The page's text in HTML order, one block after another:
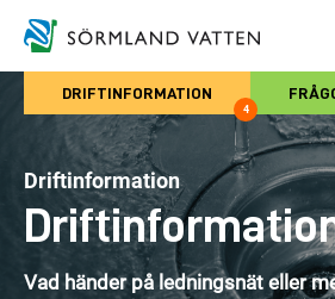
Hoppa
DRIFTINFORMATION
4
Driftinformation
Vad händer på ledningsnät eller